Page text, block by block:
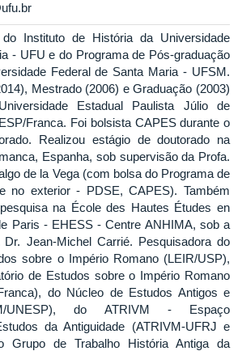
do Instituto de História da Universidade
- UFU e do Programa de Pós-graduação
Federal de Santa Maria - UFSM.
Mestrado (2006) e Graduação (2003)
Estadual Paulista Júlio de
Franca. Foi bolsista CAPES durante o
Realizou estágio de doutorado na
Espanha, sob supervisão da Profa.
de la Vega (com bolsa do Programa de
no exterior - PDSE, CAPES). Também
na École des Hautes Études en
Paris - EHESS - Centre ANHIMA, sob a
Jean-Michel Carrié. Pesquisadora do
sobre o Império Romano (LEIR/USP),
de Estudos sobre o Império Romano
do Núcleo de Estudos Antigos e
UNESP), do ATRIVM - Espaço
da Antiguidade (ATRIVM-UFRJ e
Grupo de Trabalho História Antiga da